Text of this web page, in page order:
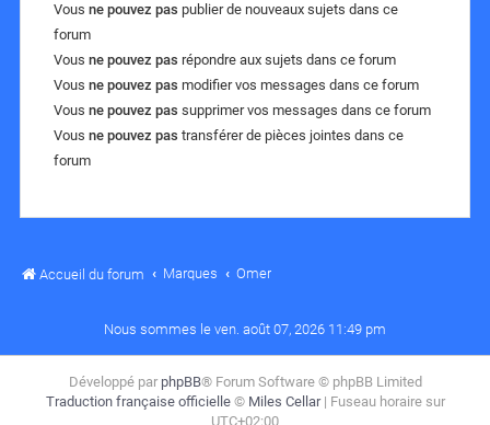
Vous ne pouvez pas publier de nouveaux sujets dans ce
forum
Vous ne pouvez pas répondre aux sujets dans ce forum
Vous ne pouvez pas modifier vos messages dans ce forum
Vous ne pouvez pas supprimer vos messages dans ce forum
Vous ne pouvez pas transférer de pièces jointes dans ce
forum
Accueil du forum Marques Omer
Nous sommes le ven. août 07, 2026 11:49 pm
Développé par phpBB® Forum Software © phpBB Limited
Traduction française officielle© Miles Cellar | Fuseau horaire sur
UTC+02:00